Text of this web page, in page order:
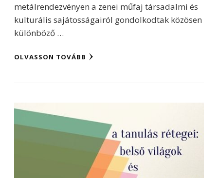
metálrendezvényen a zenei műfaj társadalmi és
kulturális sajátosságairól gondolkodtak közösen
különböző …
OLVASSON TOVÁBB